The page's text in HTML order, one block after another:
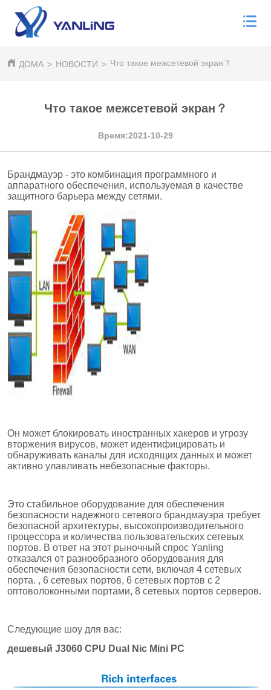
ДОМА > НОВОСТИ > Что такое межсетевой экран？
Что такое межсетевой экран？
Время:2021-10-29